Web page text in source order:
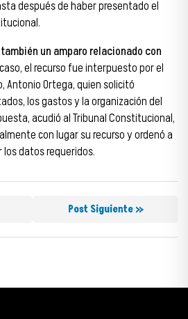
después de haber presentado el
un amparo relacionado con
el recurso fue interpuesto por el
Antonio Ortega, quien solicitó
los gastos y la organización del
acudió al Tribunal Constitucional,
con lugar su recurso y ordenó a
los datos requeridos.
Post Siguiente »